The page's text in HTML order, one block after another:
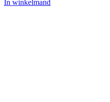
In winkelmand